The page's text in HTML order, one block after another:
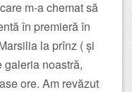
m-a chemat să
în premieră în
la prînz ( și
galeria noastră,
ore. Am revăzut